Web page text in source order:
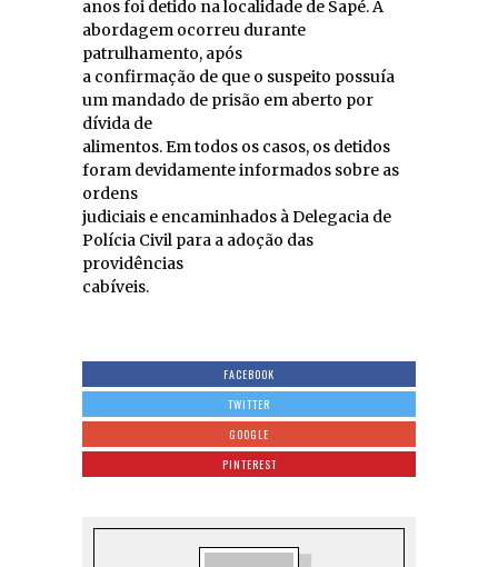
anos foi detido na localidade de Sapé. A
abordagem ocorreu durante
patrulhamento, após
a confirmação de que o suspeito possuía
um mandado de prisão em aberto por
dívida de
alimentos. Em todos os casos, os detidos
foram devidamente informados sobre as
ordens
judiciais e encaminhados à Delegacia de
Polícia Civil para a adoção das
providências
cabíveis.
FACEBOOK
TWITTER
GOOGLE
PINTEREST